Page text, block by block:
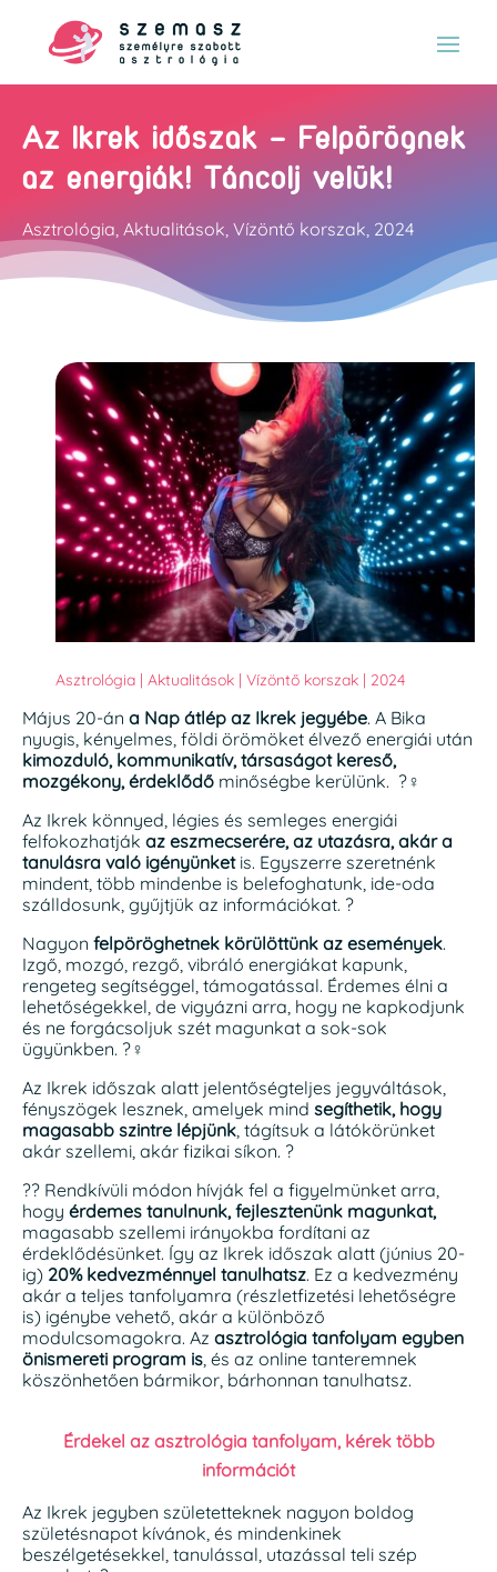
Az Ikrek időszak – Felpörögnek
az energiák! Táncolj velük!
Asztrológia, Aktualitások, Vízöntő korszak, 2024
Asztrológia | Aktualitások | Vízöntő korszak | 2024
Május 20-án a Nap átlép az Ikrek jegyébe. A Bika
nyugis, kényelmes, földi örömöket élvező energiái után
kimozduló, kommunikatív, társaságot kereső,
mozgékony, érdeklődő minőségbe kerülünk. ?‍♀️
Az Ikrek könnyed, légies és semleges energiái
felfokozhatják az eszmecserére, az utazásra, akár a
tanulásra való igényünket is. Egyszerre szeretnénk
mindent, több mindenbe is belefoghatunk, ide-oda
szálldosunk, gyűjtjük az információkat. ?
Nagyon felpöröghetnek körülöttünk az események.
Izgő, mozgó, rezgő, vibráló energiákat kapunk,
rengeteg segítséggel, támogatással. Érdemes élni a
lehetőségekkel, de vigyázni arra, hogy ne kapkodjunk
és ne forgácsoljuk szét magunkat a sok-sok
ügyünkben. ?‍♀️
Az Ikrek időszak alatt jelentőségteljes jegyváltások,
fényszögek lesznek, amelyek mind segíthetik, hogy
magasabb szintre lépjünk, tágítsuk a látókörünket
akár szellemi, akár fizikai síkon. ?
?‍? Rendkívüli módon hívják fel a figyelmünket arra,
hogy érdemes tanulnunk, fejlesztenünk magunkat,
magasabb szellemi irányokba fordítani az
érdeklődésünket. Így az Ikrek időszak alatt (június 20-
ig) 20% kedvezménnyel tanulhatsz. Ez a kedvezmény
akár a teljes tanfolyamra (részletfizetési lehetőségre
is) igénybe vehető, akár a különböző
modulcsomagokra. Az asztrológia tanfolyam egyben
önismereti program is, és az online tanteremnek
köszönhetően bármikor, bárhonnan tanulhatsz.
Érdekel az asztrológia tanfolyam, kérek több
információt
Az Ikrek jegyben születetteknek nagyon boldog
születésnapot kívánok, és mindenkinek
beszélgetésekkel, tanulással, utazással teli szép